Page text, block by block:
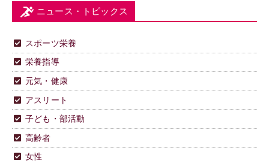
ニュース・トピックス
スポーツ栄養
栄養指導
元気・健康
アスリート
子ども・部活動
高齢者
女性